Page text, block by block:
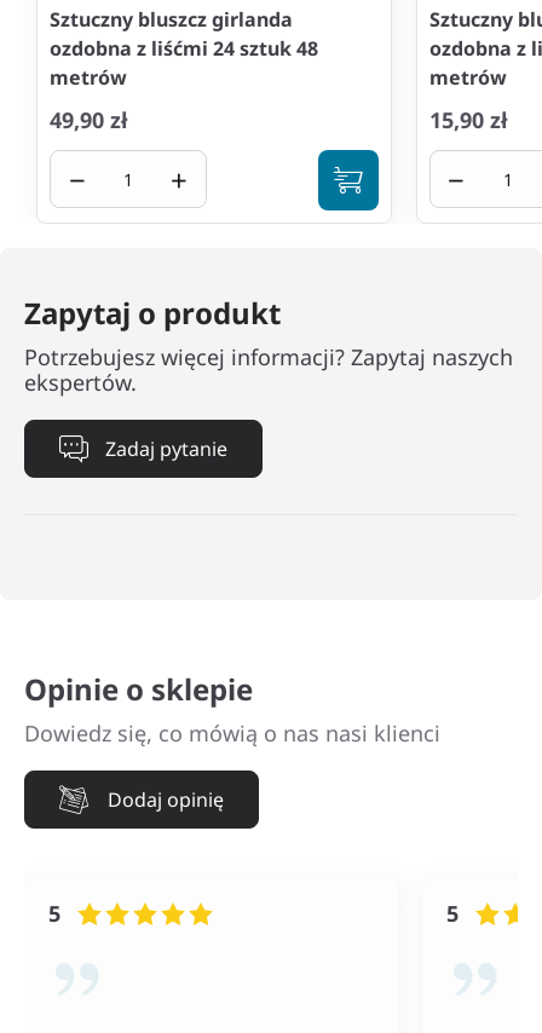
Sztuczny bluszcz girlanda
ozdobna z liśćmi 24 sztuk 48
metrów
49,90 zł
− +
Sztuczny
ozdobna z
metrów
15,90 zł
−
Zapytaj o produkt
Potrzebujesz więcej informacji? Zapytaj naszych
ekspertów.
Zadaj pytanie
Opinie o sklepie
Dowiedz się, co mówią o nas nasi klienci
Dodaj opinię
5 5